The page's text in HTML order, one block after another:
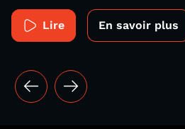
Lire En savoir plus